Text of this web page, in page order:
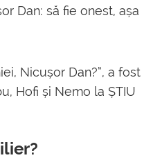
Dan: să fie onest, așa
Nicușor Dan?”, a fost
Hofi și Nemo la ȘTIU